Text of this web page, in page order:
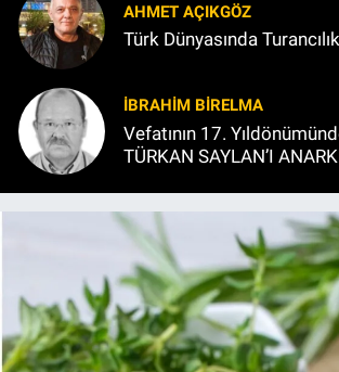
AHMET AÇIKGÖZ
Türk Dünyasında Turancılık
İBRAHIM BİRELMA
Vefatının 17. Yıldönümünde, PROF.
TÜRKAN SAYLAN’I